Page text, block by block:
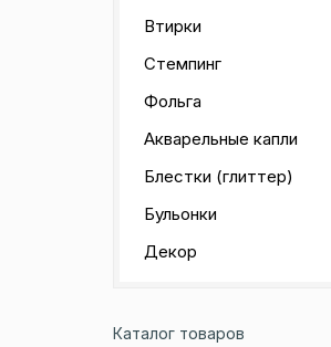
Втирки
Стемпинг
Фольга
Акварельные капли
Блестки (глиттер)
Бульонки
Декор
Каталог товаров